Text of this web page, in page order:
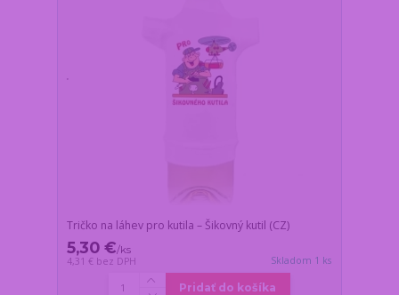
Tričko na láhev pro kutila – Šikovný kutil (CZ)
5,30 €/ks
4,31 € bez DPH Skladom 1 ks
Pridať do košíka